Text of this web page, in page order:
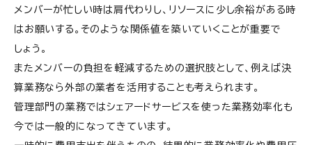
メンバーが忙しい時は肩代わりし、リソースに少し余裕がある時
はお願いする。そのような関係値を築いていくことが重要で
しょう。
またメンバーの負担を軽減するための選択肢として、例えば決
算業務なら外部の業者を活用することも考えられます。
管理部門の業務ではシェアードサービスを使った業務効率化も
今では一般的になってきています。